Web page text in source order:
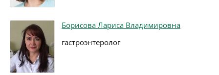
Борисова Лариса Владимировна
гастроэнтеролог